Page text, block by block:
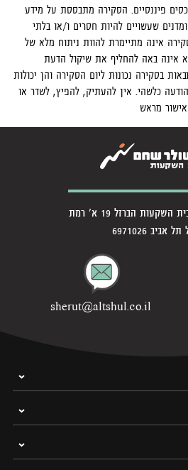
פיננסיים. הסקירה מתבססת על מידע
שעשויים להיות חסרים ו/או בלתי
אינה מתיימרת להוות ניתוח מלא של
אינה באה להחליף את שיקול הדעת
בסקירה נכונות ליום הסקירה והן יכולות
כלשהי. אין להעתיק, להפיץ, לשדר או
מראש
אלטשולר שחם בית השקעות הברזל 19 א' רמת
אביב 6971026
sherut@altshul.co.il